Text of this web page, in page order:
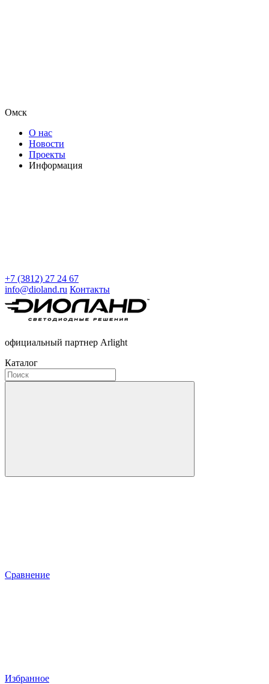
Омск
О нас
Новости
Проекты
Информация
+7 (3812) 27 24 67
info@dioland.ru Контакты
официальный партнер Arlight
Каталог
Сравнение
Избранное